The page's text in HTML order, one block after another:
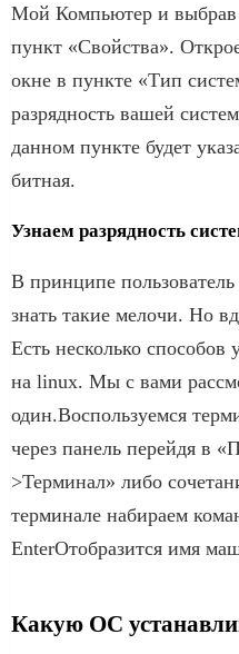
Мой Компьютер и выбрав
пункт «Свойства».
окне в пункте «Тип
разрядность вашей
данном пункте будет
битная.
Узнаем разрядность
В принципе
знать такие мелочи. Но
Есть несколько способов
на linux. Мы с вами
один.Воспользуемся
через панель перейдя в
>Терминал» либо
терминале набираем
EnterОтобразится имя
Какую ОС